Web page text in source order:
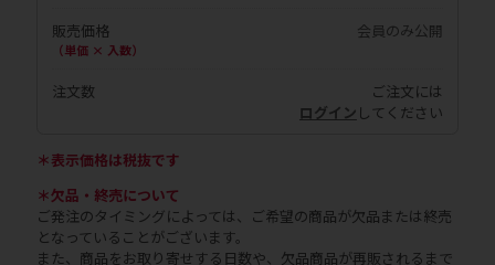
販売価格
（単価 × 入数）
会員のみ公開
注文数
ご注文には
ログイン してください
＊表示価格は税抜です
＊欠品・終売について
ご発注のタイミングによっては、ご希望の商品が欠品または終売
となっていることがございます。
また、商品をお取り寄せする日数や、欠品商品が再販されるまで